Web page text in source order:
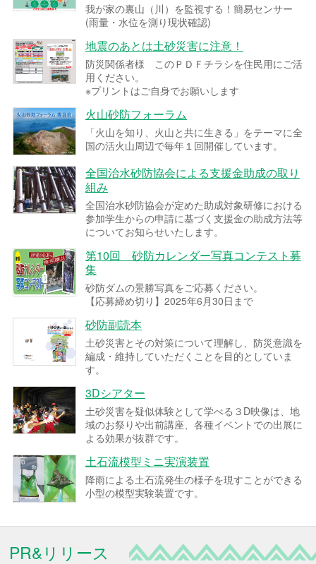
我が家の裏山（川）を監視する！簡易センサー
(雨量・水位を測り現状確認)
地震のあとは土砂災害に注意！
防災関係者様 このＰＤＦチラシを住民用にご活
用ください。
※プリントはご自身でお願いします
火山砂防フォーラム
「火山を知り、火山と共に生きる」をテーマに全
国の活火山周辺で毎年１回開催しています。
全国治水砂防協会による支援金助成の取り
組み
全国治水砂防協会が定めた助成対象研修における
参加学生からの申請に基づく支援金の助成方法等
についてお知らせいたします。
第10回 砂防カレンダー写真コンテスト募
集
砂防ダムの景勝写真をご応募ください。
【応募締め切り】2025年6月30日まで
砂防副読本
土砂災害とその対策について理解し、防災意識を
編成・維持していただくことを目的としていま
す。
3Dシアター
土砂災害を疑似体験として学べる３D映像は、地
域のお祭りや出前講座、各種イベントでの出展に
よる効果が抜群です。
土石流模型ミニ実演装置
降雨による土石流発生の様子を現すことができる
小型の模型実験装置です。
PR&リリース